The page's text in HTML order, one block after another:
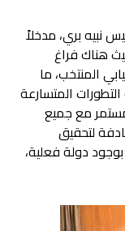
نبيه بري، مدخلاً
هناك فراغ
المنتخب، ما
المتسارعة
مع جميع
لتحقيق
دولة فعلية،